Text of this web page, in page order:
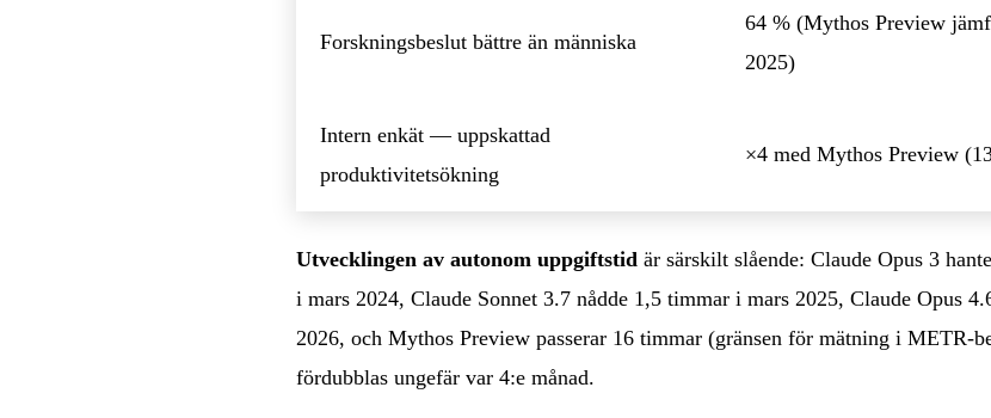
Forskningsbeslut bättre än människa
64 % (Mythos Preview
2025)
Intern enkät — uppskattad
produktivitetsökning
×4 med Mythos Preview
Utvecklingen av autonom uppgiftstid är särskilt slående: Claude Opus 3
i mars 2024, Claude Sonnet 3.7 nådde 1,5 timmar i mars 2025, Claude Opus
2026, och Mythos Preview passerar 16 timmar (gränsen för mätning i METR-
fördubblas ungefär var 4:e månad.